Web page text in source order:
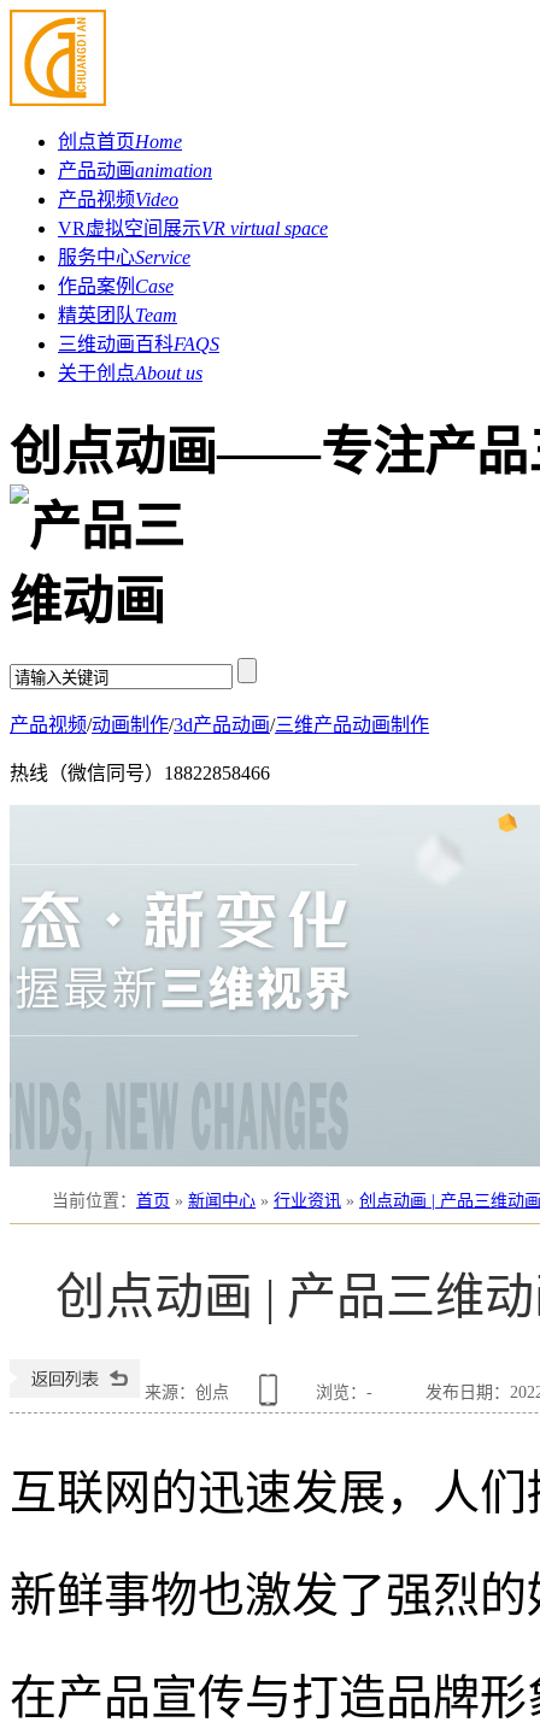
创点首页Home
产品动画animation
产品视频Video
VR虚拟空间展示VR virtual space
服务中心Service
作品案例 Case
精英团队Team
三维动画百科FAQS
关于创点About us
创点动画——专注产品
产品视频/动画制作/3d产品动画/三维产品动画制作
热线（微信同号） 18822858466
当前位置 ： 首页 » 新闻中心 » 行业资讯 » 创点动画 | 产品三维动
创点动画 | 产品三维
来源：创点 浏览： - 发布日期：
互联网的迅速发展，人
新鲜事物也激发了强烈
在产品宣传与打造品牌形